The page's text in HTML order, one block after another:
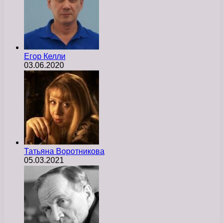
Егор Келли
03.06.2020
Татьяна Воротникова
05.03.2021